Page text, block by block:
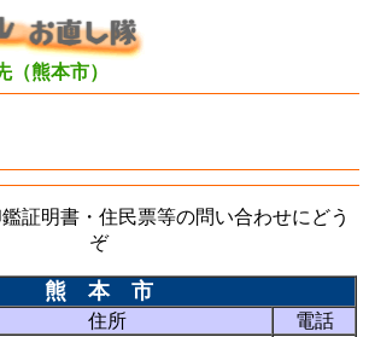
（熊本市）
証明書・住民票等の問い合わせにどう
ぞ
熊 本 市
住所
電話